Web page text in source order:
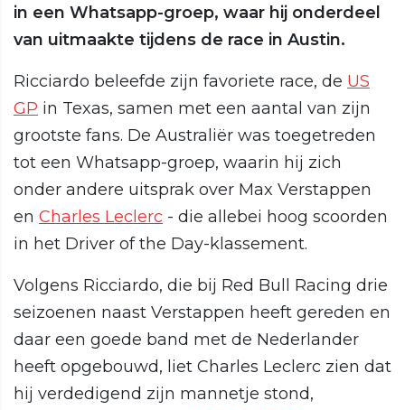
in een Whatsapp-groep, waar hij onderdeel
van uitmaakte tijdens de race in Austin.
Ricciardo beleefde zijn favoriete race, de US
GP in Texas, samen met een aantal van zijn
grootste fans. De Australiër was toegetreden
tot een Whatsapp-groep, waarin hij zich
onder andere uitsprak over Max Verstappen
en Charles Leclerc - die allebei hoog scoorden
in het Driver of the Day-klassement.
Volgens Ricciardo, die bij Red Bull Racing drie
seizoenen naast Verstappen heeft gereden en
daar een goede band met de Nederlander
heeft opgebouwd, liet Charles Leclerc zien dat
hij verdedigend zijn mannetje stond,